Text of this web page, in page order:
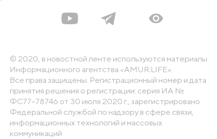
© 2020, в новостной ленте используются материалы
Информационного агентства «AMUR.LIFE».
Все права защищены. Регистрационный номер и дата
принятия решения о регистрации: серия ИА №
ФС77-78746 от 30 июля 2020 г., зарегистрировано
Федеральной службой по надзору в сфере связи,
информационных технологий и массовых
коммуникаций